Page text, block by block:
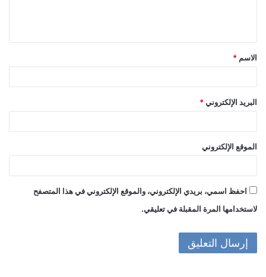
ق
*
الاسم *
البريد الإلكتروني *
الموقع الإلكتروني
احفظ اسمي، بريدي الإلكتروني، والموقع الإلكتروني في هذا المتصفح
لاستخدامها المرة المقبلة في تعليقي.